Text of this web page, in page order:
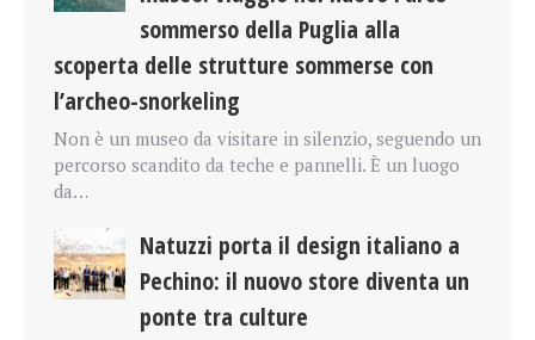
sommerso della Puglia alla
scoperta delle strutture sommerse con
l’archeo-snorkeling
Non è un museo da visitare in silenzio, seguendo un
percorso scandito da teche e pannelli. È un luogo
da…
Natuzzi porta il design italiano a
Pechino: il nuovo store diventa un
ponte tra culture